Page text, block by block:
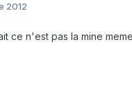
2012
ce n'est pas la mine